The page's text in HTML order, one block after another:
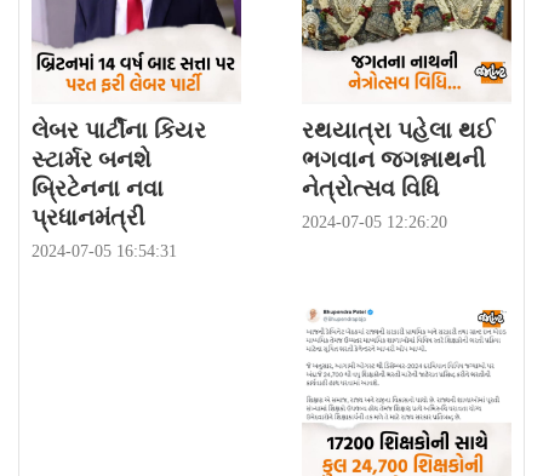
લેબર પાર્ટીના કિયર
સ્ટાર્મર બનશે
બ્રિટેનના નવા
પ્રધાનમંત્રી
2024-07-05 16:54:31
રથયાત્રા પહેલા થઈ
ભગવાન જગન્નાથની
નેત્રોત્સવ વિધિ
2024-07-05 12:26:20